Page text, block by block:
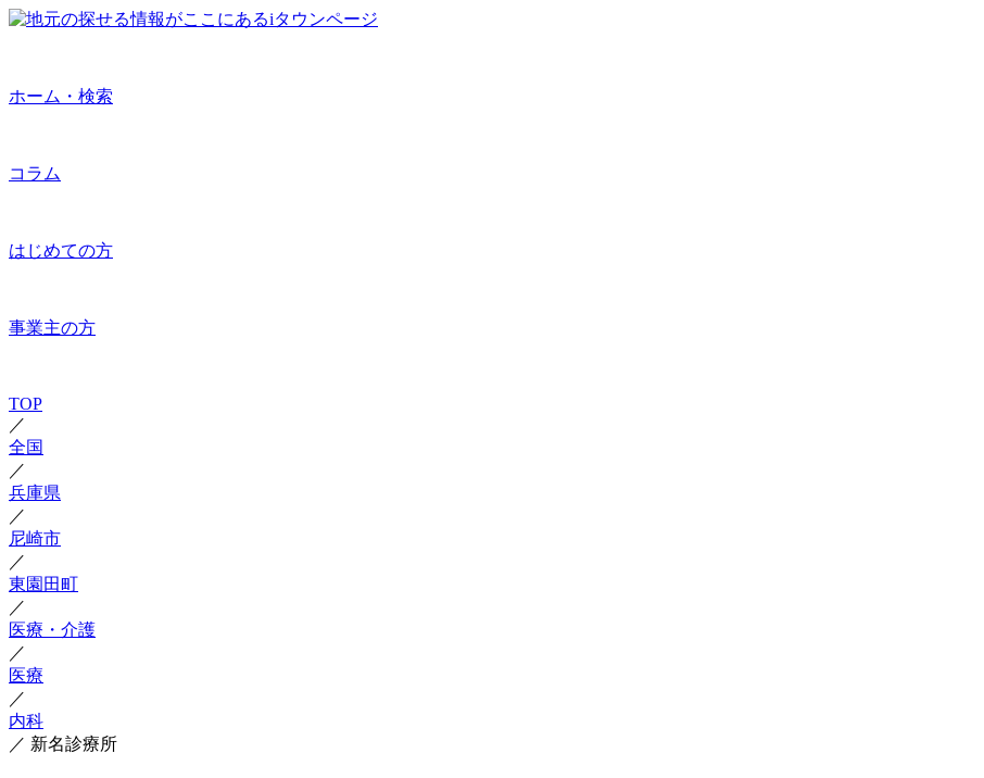
ホーム・検索
コラム
はじめての方
事業主の方
TOP
／
全国
／
兵庫県
／
尼崎市
／
東園田町
／
医療・介護
／
医療
／
内科
／ 新名診療所